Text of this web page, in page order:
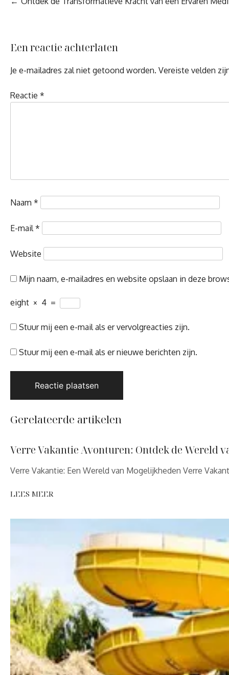
Een reactie achterlaten
Je e-mailadres zal niet getoond worden. Vereiste velden
Reactie *
Naam *
E-mail *
Website
Mijn naam, e-mailadres en website opslaan in deze
eight × 4 =
Stuur mij een e-mail als er vervolgreacties zijn.
Stuur mij een e-mail als er nieuwe berichten zijn.
Gerelateerde artikelen
Verre Vakantie Avonturen: Ontdek de Wereld
Verre Vakantie: Een Wereld van Mogelijkheden Verre
LEES MEER